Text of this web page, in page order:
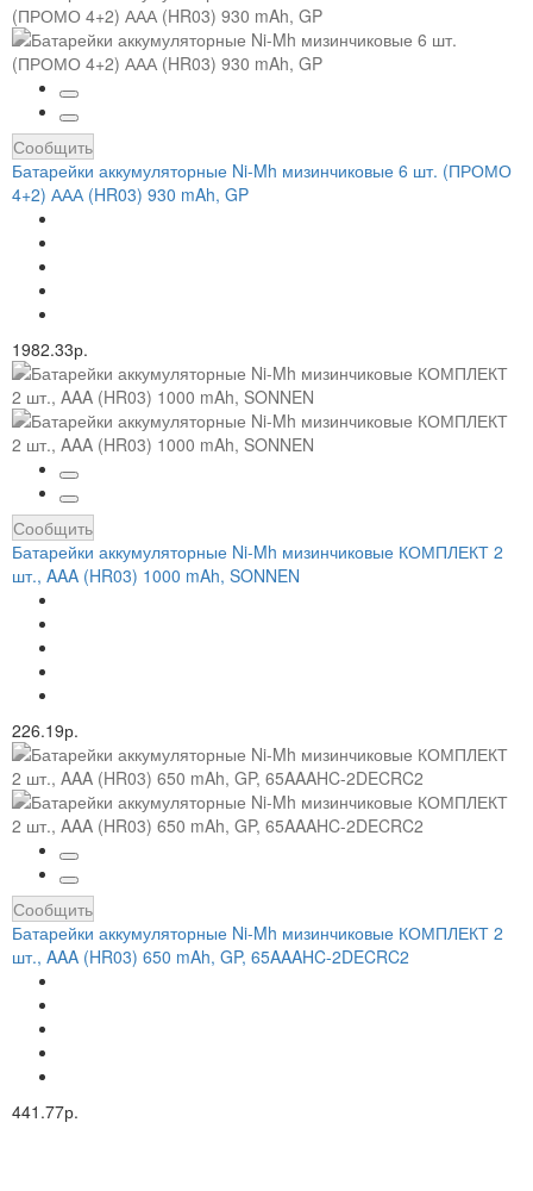
Сообщить
Батарейки аккумуляторные Ni-Mh мизинчиковые 6 шт. (ПРОМО
4+2) ААА (HR03) 930 mAh, GP
1982.33р.
Сообщить
Батарейки аккумуляторные Ni-Mh мизинчиковые КОМПЛЕКТ 2
шт., AAA (HR03) 1000 mAh, SONNEN
226.19р.
Сообщить
Батарейки аккумуляторные Ni-Mh мизинчиковые КОМПЛЕКТ 2
шт., AAA (HR03) 650 mAh, GP, 65AAAHC-2DECRC2
441.77р.